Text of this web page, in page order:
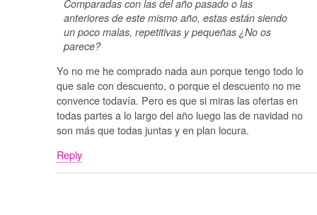
Comparadas con las del año pasado o las
anteriores de este mismo año, estas están siendo
un poco malas, repetitivas y pequeñas ¿No os
parece?
Yo no me he comprado nada aun porque tengo todo lo
que sale con descuento, o porque el descuento no me
convence todavía. Pero es que si miras las ofertas en
todas partes a lo largo del año luego las de navidad no
son más que todas juntas y en plan locura.
Reply